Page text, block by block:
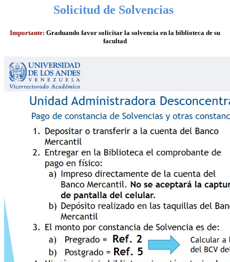
Solicitud de Solvencias
Importante: Graduando favor solicitar la solvencia en la biblioteca de su
facultad